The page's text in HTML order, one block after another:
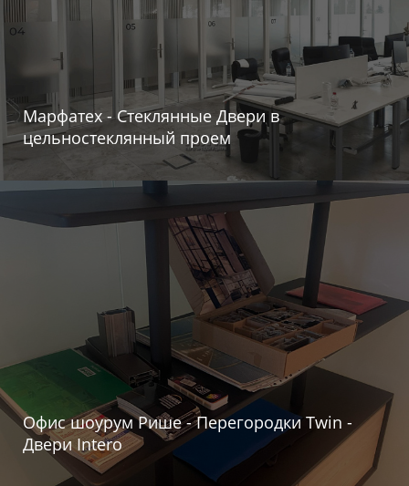
Марфатех - Стеклянные Двери в
цельностеклянный проем
Офис шоурум Рише - Перегородки Twin -
Двери Intero